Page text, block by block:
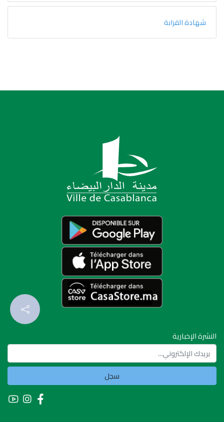
شهادة القرابة
النشرة الإخبارية
سجل